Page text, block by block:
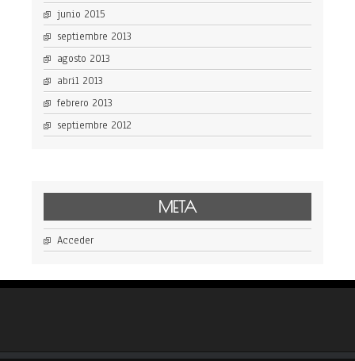
junio 2015
septiembre 2013
agosto 2013
abril 2013
febrero 2013
septiembre 2012
META
Acceder